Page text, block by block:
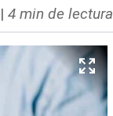
| 4 min de lectura